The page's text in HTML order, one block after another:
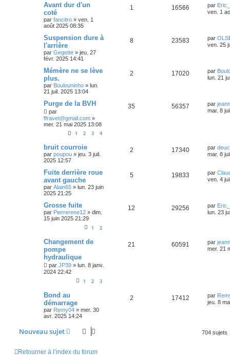
Avant dur d'un
coté
par fancitro » ven. 1
août 2025 08:35
1 16566 par
ven. 1
Suspension dure à
l'arrière
par Gegette » jeu. 27
févr. 2025 14:41
8 23583 par
ven. 25
Mémère ne se lève
plus.
par Boulouninho » lun.
21 juil. 2025 13:04
2 17020 par
lun. 21
Purge de la BVH
par
ffravet@gmail.com »
mer. 21 mai 2025 13:08
1 2 3 4
35 56357 par
mar. 8
bruit courroie
par poupou » jeu. 3 juil.
2025 12:57
2 17340 par
mar. 8
Fuite derrière roue
avant gauche
par Alain65 » lun. 23 juin
2025 21:25
5 19833 par
ven. 4
Grosse fuite
par Pierrerene12 » dim.
15 juin 2025 21:29
1 2
12 29256 par
lun. 23
Changement de
pompe
hydraulique
par JP39 » lun. 8 janv.
2024 22:42
1 2 3
21 60591 par
mer. 21
Bond au
démarrage
par Remy04 » mer. 30
avr. 2025 14:24
2 17412 par
jeu. 8
Nouveau sujet 704 sujets
Retourner à l’index du forum